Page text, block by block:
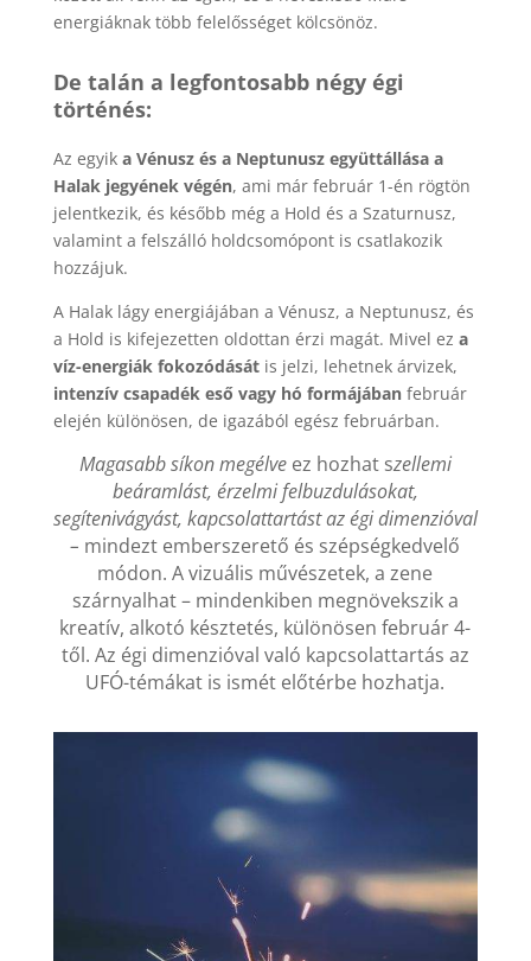
energiáknak több felelősséget kölcsönöz.
De talán a legfontosabb négy égi
történés:
Az egyik a Vénusz és a Neptunusz együttállása a
Halak jegyének végén, ami már február 1-én rögtön
jelentkezik, és később még a Hold és a Szaturnusz,
valamint a felszálló holdcsomópont is csatlakozik
hozzájuk.
A Halak lágy energiájában a Vénusz, a Neptunusz, és
a Hold is kifejezetten oldottan érzi magát. Mivel ez a
víz-energiák fokozódásátis jelzi, lehetnek árvizek,
intenzív csapadék eső vagy hó formájábanfebruár
elején különösen, de igazából egész februárban.
Magasabb síkon megélveez hozhat szellemi
beáramlást, érzelmi felbuzdulásokat,
segítenivágyást, kapcsolattartást az égi dimenzióval
– mindezt emberszerető és szépségkedvelő
módon. A vizuális művészetek, a zene
szárnyalhat – mindenkiben megnövekszik a
kreatív, alkotó késztetés, különösen február 4-
től. Az égi dimenzióval való kapcsolattartás az
UFÓ-témákat is ismét előtérbe hozhatja.